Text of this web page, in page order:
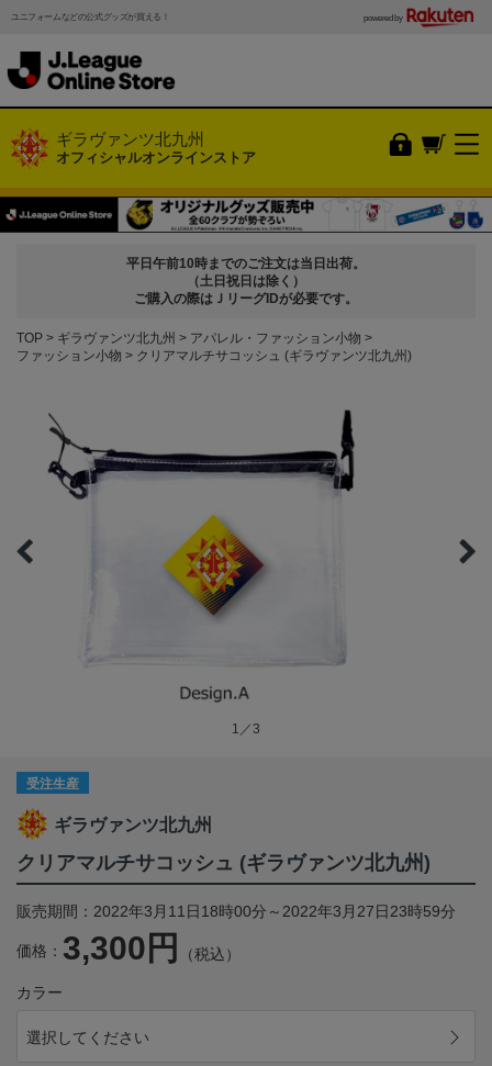
ユニフォームなどの公式グッズが買える！ powered by
ギラヴァンツ北九州
オフィシャルオンラインストア
平日午前10時までのご注文は当日出荷。
（土日祝日は除く）
ご購入の際はＪリーグIDが必要です。
TOP ギラヴァンツ北九州
アパレル・ファッション小物
ファッション小物
クリアマルチサコッシュ (ギラヴァンツ北九州)
1／3
受注生産
ギラヴァンツ北九州
クリアマルチサコッシュ (ギラヴァンツ北九州)
販売期間：2022年3月11日18時00分～2022年3月27日23時59分
価格： 3,300円 （税込）
カラー
選択してください